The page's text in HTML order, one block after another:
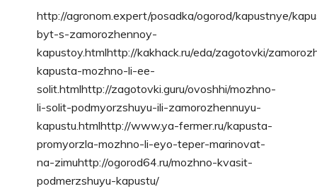
http://agronom.expert/posadka/ogorod/kapustnye/
byt-s-zamorozhennoy-
kapustoy.htmlhttp://kakhack.ru/eda/zagotovki/
kapusta-mozhno-li-ee-
solit.htmlhttp://zagotovki.guru/ovoshhi/mozhno-
li-solit-podmyorzshuyu-ili-zamorozhennuyu-
kapustu.htmlhttp://www.ya-fermer.ru/kapusta-
promyorzla-mozhno-li-eyo-teper-marinovat-
na-zimuhttp://ogorod64.ru/mozhno-kvasit-
podmerzshuyu-kapustu/